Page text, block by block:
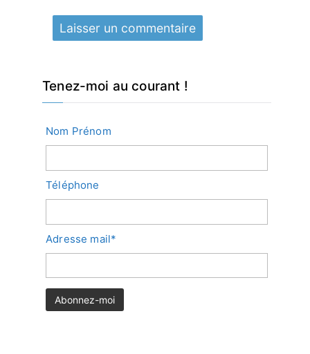
Tenez-moi au courant !
Nom Prénom
Téléphone
Adresse mail*